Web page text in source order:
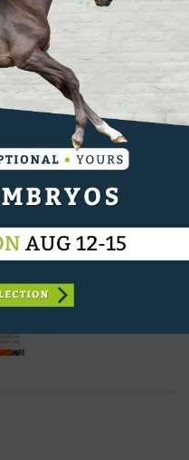
in de
de springruiters in
zoals gehoopt.
parcours op een